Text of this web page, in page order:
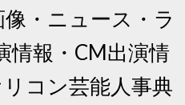
・ニュース・ラ
情報・CM出演情
コン芸能人事典